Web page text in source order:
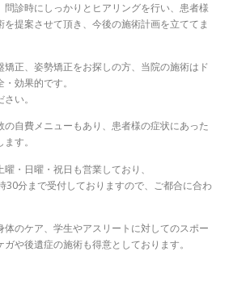
問診時にしっかりとヒアリングを行い、患者様
提案させて頂き、今後の施術計画を立ててま
正、姿勢矯正をお探しの方、当院の施術はド
効果的です。
い。
自費メニューもあり、患者様の症状にあった
す。
・日曜・祝日も営業しており、
分まで受付しておりますので、ご都合に合わ
のケア、学生やアスリートに対してのスポー
や後遺症の施術も得意としております。